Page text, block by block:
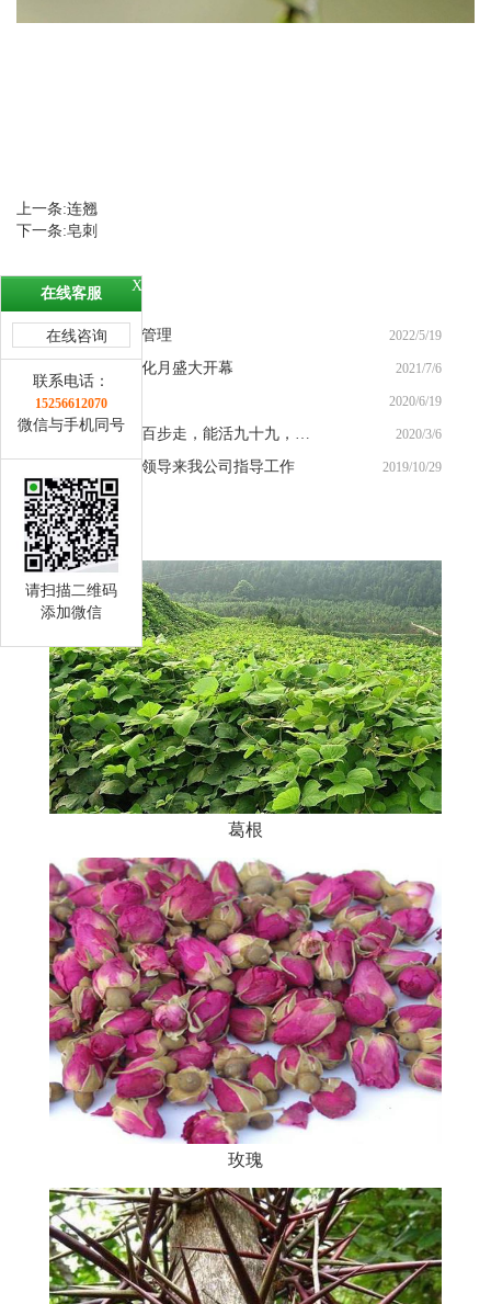
上一条:连翘
下一条:皂刺
最新新闻
百合的种植与管理 2022/5/19
梦思康百合文化月盛大开幕 2021/7/6
梦思康基地 2020/6/19
2020/3/6
安徽省农业厅领导来我公司指导工作 2019/10/29
相关产品
葛根
玫瑰
X
在线客服
在线咨询
联系电话：
15256612070
微信与手机同号
请扫描二维码
添加微信